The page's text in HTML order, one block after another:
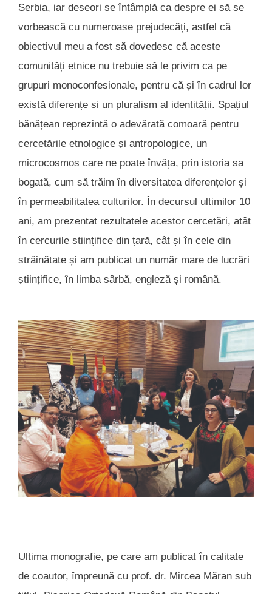
Serbia, iar deseori se întâmplă ca despre ei să se
vorbească cu numeroase prejudecăți, astfel că
obiectivul meu a fost să dovedesc că aceste
comunități etnice nu trebuie să le privim ca pe
grupuri monoconfesionale, pentru că și în cadrul lor
există diferențe și un pluralism al identității. Spațiul
bănățean reprezintă o adevărată comoară pentru
cercetările etnologice și antropologice, un
microcosmos care ne poate învăța, prin istoria sa
bogată, cum să trăim în diversitatea diferențelor și
în permeabilitatea culturilor. În decursul ultimilor 10
ani, am prezentat rezultatele acestor cercetări, atât
în cercurile științifice din țară, cât și în cele din
străinătate și am publicat un număr mare de lucrări
științifice, în limba sârbă, engleză și română.
Ultima monografie, pe care am publicat în calitate
de coautor, împreună cu prof. dr. Mircea Măran sub